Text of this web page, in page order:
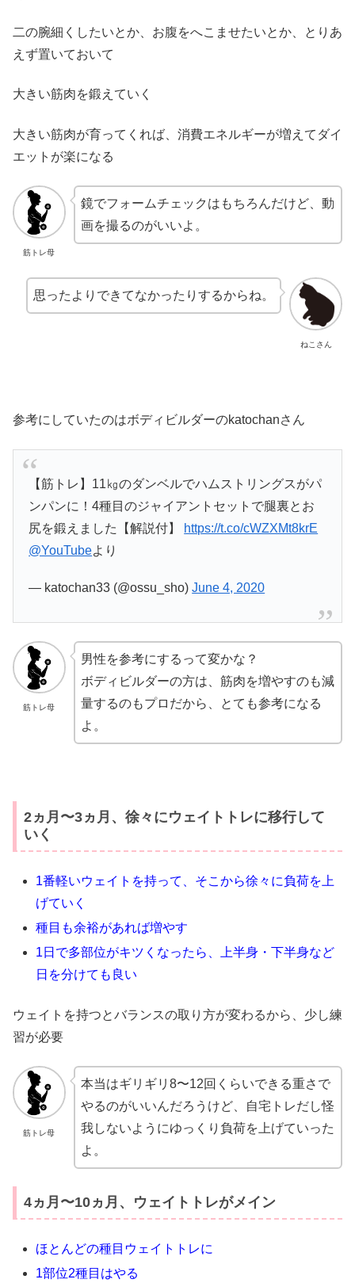
二の腕細くしたいとか、お腹をへこませたいとか、とりあ
えず置いておいて
大きい筋肉を鍛えていく
大きい筋肉が育ってくれば、消費エネルギーが増えてダイ
エットが楽になる
筋トレ母
鏡でフォームチェックはもちろんだけど、動
画を撮るのがいいよ。
ねこさん
思ったよりできてなかったりするからね。
参考にしていたのはボディビルダーのkatochanさん
【筋トレ】11㎏のダンベルでハムストリングスがパ
ンパンに！4種目のジャイアントセットで腿裏とお
尻を鍛えました【解説付】
https://t.co/cWZXMt8krE
@YouTubeより
— katochan33 (@ossu_sho)June 4, 2020
筋トレ母
男性を参考にするって変かな？
ボディビルダーの方は、筋肉を増やすのも減
量するのもプロだから、とても参考になる
よ。
2ヵ月〜3ヵ月、徐々にウェイトトレに移行して
いく
1番軽いウェイトを持って、そこから徐々に負荷を上
げていく
種目も余裕があれば増やす
1日で多部位がキツくなったら、上半身・下半身など
日を分けても良い
ウェイトを持つとバランスの取り方が変わるから、少し練
習が必要
筋トレ母
本当はギリギリ8〜12回くらいできる重さで
やるのがいいんだろうけど、自宅トレだし怪
我しないようにゆっくり負荷を上げていった
よ。
4ヵ月〜10ヵ月、ウェイトトレがメイン
ほとんどの種目ウェイトトレに
1部位2種目はやる